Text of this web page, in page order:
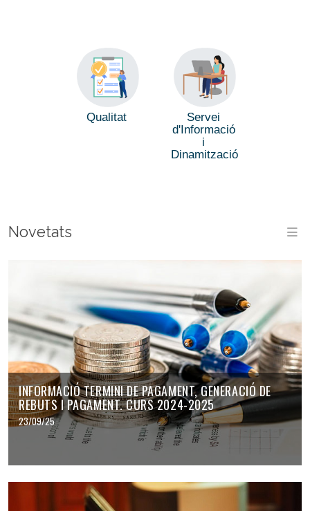
Qualitat
Servei
d'Informació
i
Dinamització
Novetats
INFORMACIÓ TERMINI DE PAGAMENT, GENERACIÓ DE
REBUTS I PAGAMENT. CURS 2024-2025
23/09/25